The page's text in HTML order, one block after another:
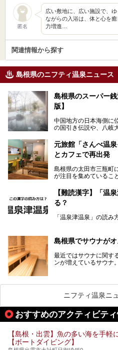
匿名
広い敷地に、広い施設で、
ながらの入浴は、体と心を
力増進…
関連情報から探す
島根県のニフティ温泉ニュース
島根県のスーパー
版】
中国地方の日本海側に
の国引き伝説や、八岐
の参拝客が訪れます。
首都圏からでも実は2
です。
市）など、古くから知
り流れる時間のなかで
元旅館「さんべ温
とカフェで再出発
島根県の太田市三瓶町
が注目を集めているこ
「さんべ温泉そばカフ
を提供するカフェと
らず地元民にも親しま
宿泊をせずとも、気軽
を経て現在のスタイル
【難読漢字】「温
る？
「温泉津温泉」の読み
か？
島根県でサウナが
最近ではサウナに関す
ンが増えているサウナ。
しかしサウナは一口に
チームサウナ、塩サ
今回はそんな今話題の
ススメ温泉・銭湯・ス
ニフティ温泉ニ
おすすめのアクティビテ
【島根・出雲】魚の多い海を手
【ボートダイビング】